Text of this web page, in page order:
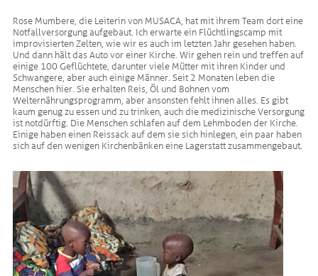
Rose Mumbere, die Leiterin von MUSACA, hat mit ihrem Team dort eine
Notfallversorgung aufgebaut. Ich erwarte ein Flüchtlingscamp mit
improvisierten Zelten, wie wir es auch im letzten Jahr gesehen haben.
Und dann hält das Auto vor einer Kirche. Wir gehen rein und treffen auf
einige 100 Geflüchtete, darunter viele Mütter mit ihren Kinder und
Schwangere, aber auch einige Männer. Seit 2 Monaten leben die
Menschen hier. Sie erhalten Reis, Öl und Bohnen vom
Welternährungsprogramm, aber ansonsten fehlt ihnen alles. Es gibt
kaum genug zu essen und zu trinken, auch die medizinische Versorgung
ist notdürftig. Die Menschen schlafen auf dem Lehmboden der Kirche.
Einige haben einen Reissack auf dem sie sich hinlegen, ein paar haben
sich auf den wenigen Kirchenbänken eine Lagerstatt zusammengebaut.